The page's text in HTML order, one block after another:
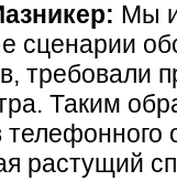
Мы
сценарии
требовали
Таким
телефонного
растущий